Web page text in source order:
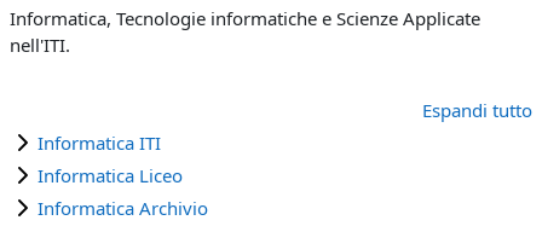
Informatica, Tecnologie informatiche e Scienze Applicate
nell'ITI.
Espandi tutto
Informatica ITI
Informatica Liceo
Informatica Archivio